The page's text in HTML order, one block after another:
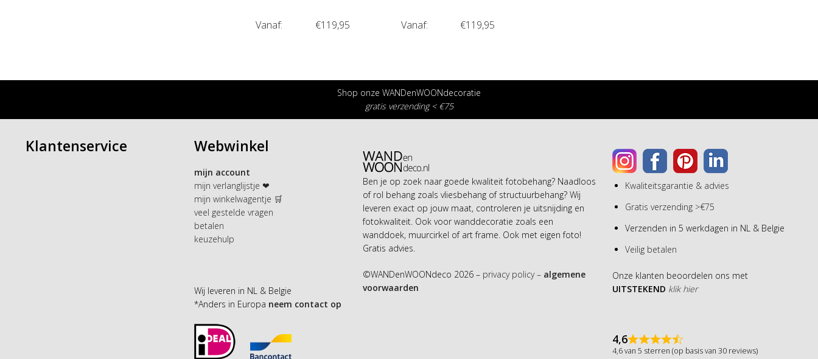
Vanaf: €119,95 Vanaf: €119,95
Shop onze WANDenWOONdecoratie
gratis verzending < €75
Klantenservice Webwinkel
mijn account
mijn verlanglijstje ❤
mijn winkelwagentje 🛒
veel gestelde vragen
betalen
keuzehulp
Wij leveren in NL & Belgie
*Anders in Europa neem contact op
Ben je op zoek naar goede kwaliteit fotobehang? Naadloos
of rol behang zoals vliesbehang of structuurbehang? Wij
leveren exact op jouw maat, controleren je uitsnijding en
fotokwaliteit. Ook voor wanddecoratie zoals een
wanddoek, muurcirkel of art frame. Ook met eigen foto!
Gratis advies.
©WANDenWOONdeco 2026 – privacy policy – algemene
voorwaarden
Kwaliteitsgarantie & advies
Gratis verzending >€75
Verzenden in 5 werkdagen in NL & Belgie
Veilig betalen
Onze klanten beoordelen ons met
UITSTEKEND klik hier
4,6
4,6 van 5 sterren (op basis van 30 reviews)